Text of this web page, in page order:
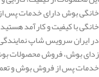
خانگی بوش دارای خدمات پس
خانگی با کیفیت و کارآمد
در ایران سرویس شاپ
زدای بوش، فروش محصولات
خدمات پس از فروش بوش و